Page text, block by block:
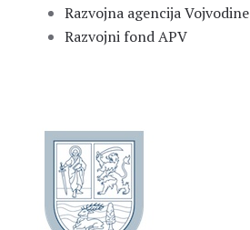
Razvojna agencija Vojvodine
Razvojni fond APV